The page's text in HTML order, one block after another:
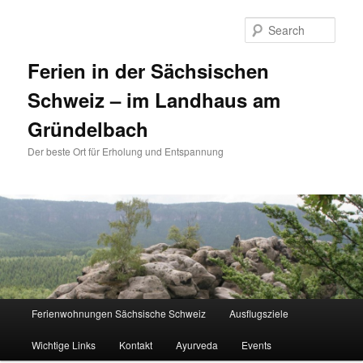
Ferien in der Sächsischen
Schweiz – im Landhaus am
Gründelbach
Der beste Ort für Erholung und Entspannung
Skip to primary content
Skip to secondary content
Ferienwohnungen Sächsische Schweiz Ausflugsziele
Wichtige Links Kontakt Ayurveda Events